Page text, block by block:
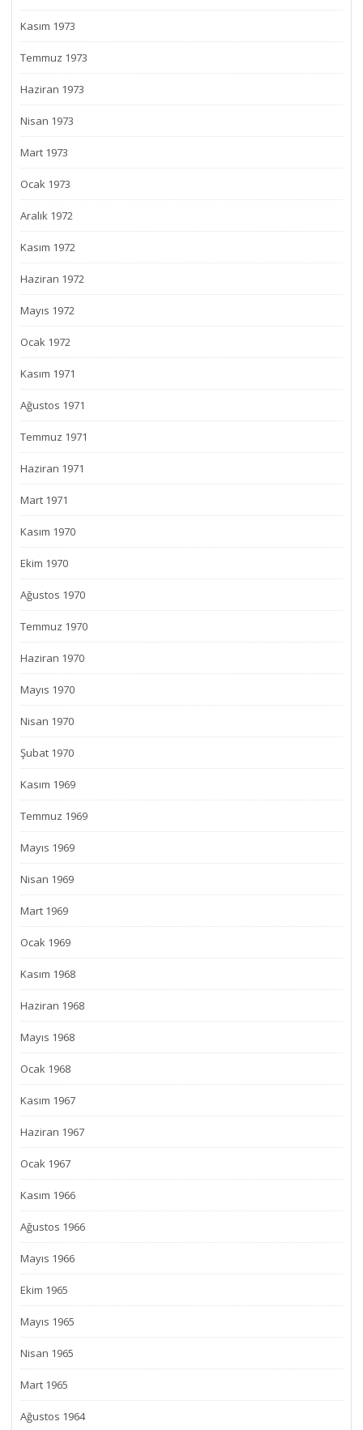
Kasım 1973
Temmuz 1973
Haziran 1973
Nisan 1973
Mart 1973
Ocak 1973
Aralık 1972
Kasım 1972
Haziran 1972
Mayıs 1972
Ocak 1972
Kasım 1971
Ağustos 1971
Temmuz 1971
Haziran 1971
Mart 1971
Kasım 1970
Ekim 1970
Ağustos 1970
Temmuz 1970
Haziran 1970
Mayıs 1970
Nisan 1970
Şubat 1970
Kasım 1969
Temmuz 1969
Mayıs 1969
Nisan 1969
Mart 1969
Ocak 1969
Kasım 1968
Haziran 1968
Mayıs 1968
Ocak 1968
Kasım 1967
Haziran 1967
Ocak 1967
Kasım 1966
Ağustos 1966
Mayıs 1966
Ekim 1965
Mayıs 1965
Nisan 1965
Mart 1965
Ağustos 1964